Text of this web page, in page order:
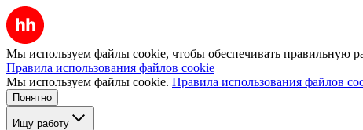
Мы используем файлы cookie, чтобы обеспечивать правильную
Правила использования файлов cookie
Мы используем файлы cookie. Правила использования файлов
Понятно
Ищу работу